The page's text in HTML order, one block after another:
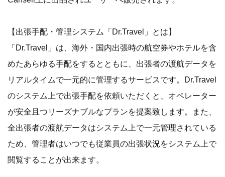
【出張手配・管理システム「Dr.Travel」とは】
「Dr.Travel」は、海外・国内出張時の航空券やホテルを含
めたあらゆる手配をするとともに、出張者の渡航データを
リアルタイムで一元的に管理するサービスです。Dr.Travel
のシステム上で出張手配を依頼いただくと、オペレーター
が安全且つリーズナブルなプランを提案致します。また、
全出張者の渡航データはシステム上で一元管理されている
ため、管理者はいつでも従業員の出張状況をシステム上で
閲覧することが出来ます。